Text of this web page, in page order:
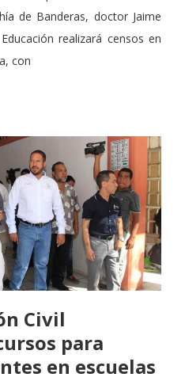
de Banderas, doctor Jaime
realizará censos en
con
Civil
para
en escuelas